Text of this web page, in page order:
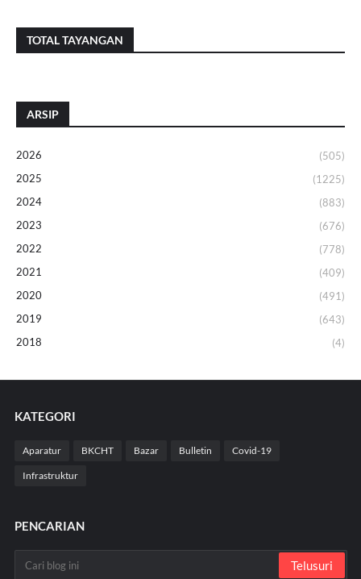
TOTAL TAYANGAN
ARSIP
2026
(505)
2025
(1225)
2024
(883)
2023
(676)
2022
(778)
2021
(409)
2020
(491)
2019
(643)
2018
(4)
KATEGORI
Aparatur BKCHT Bazar Bulletin Covid-19
Infrastruktur
PENCARIAN